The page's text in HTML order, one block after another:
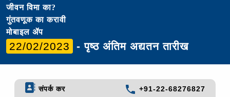
जीवन विमा का?
गुंतवणूक का करावी
मोबाइल ॲप
22/02/2023 - पृष्ठ अंतिम अद्यतन तारीख
संपर्क कर +91-22-68276827